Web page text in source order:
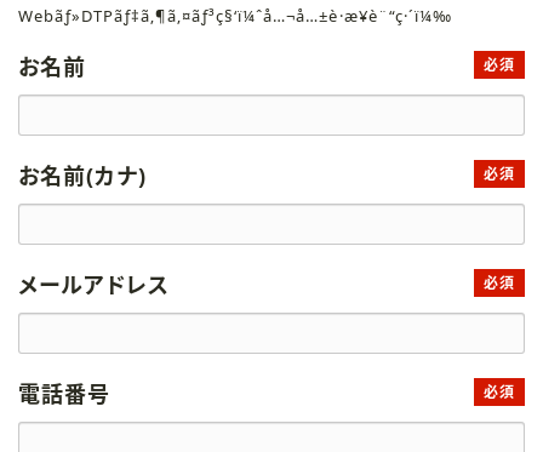
Webãƒ»DTPãƒ‡ã‚¶ã‚¤ãƒ³ç§‘ï¼ˆå…¬å…±è·æ¥­è¨“ç·´ï¼‰
お名前 必須
お名前(カナ) 必須
メールアドレス 必須
電話番号 必須